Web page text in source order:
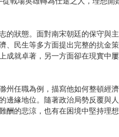
狀態。面對南宋朝廷的保守與
民生等多方面提出完整的抗金
就卓著，另一方面卻在現實中
任職為例，描寫他如何整頓經
緣地位。隨著政治局勢反覆與
的悲涼，也有在困境中堅持理